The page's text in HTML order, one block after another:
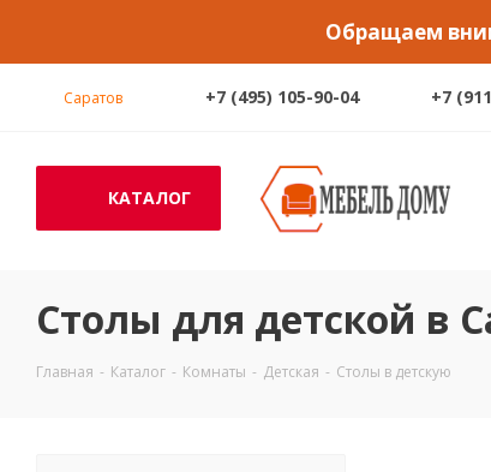
Обращаем
Саратов +7 (495) 105-90-04 +7
КАТАЛОГ
Столы для детской в
Главная - Каталог - Комнаты - Детская - Столы в детскую